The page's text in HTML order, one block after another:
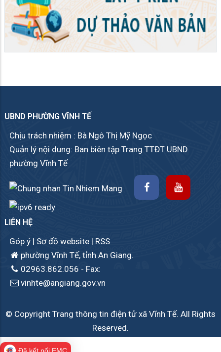
UBND PHƯỜNG VĨNH TẾ
Chịu trách nhiệm : Bà Ngô Thị Mỹ Ngọc
Quản lý nội dung: Ban biên tập Trang TTĐT UBND
phường Vĩnh Tế
LIÊN HỆ
Góp ý | Sơ đồ website | RSS
phường Vĩnh Tế, tỉnh An Giang.
02963.862.056 - Fax:
vinhte@angiang.gov.vn
© Copyright Trang thông tin điện tử xã Vĩnh Tế. All Rights
Reserved.